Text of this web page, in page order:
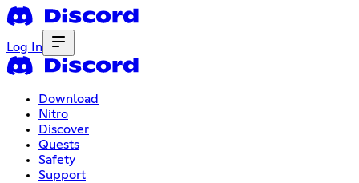
Log In
Download
Nitro
Discover
Quests
Safety
Support